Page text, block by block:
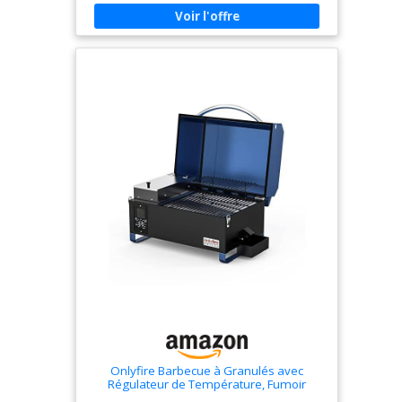
granulés séparé, un cendrier, une grille de
réchauffage, une grille de cuisson et un couvercle
de barbecue sont inclus, vous pouvez donc
basse température, ou d'augmenter la chaleur et
de profiter des délicieuses saveurs du barbecue.
Capacité de la chambre à combustible: le côté
gauche de la chambre à granulés peut contenir
jusqu'à 1,8 kg de granulés.
Onlyfire Barbecue à Granulés avec
Régulateur de Température, Fumoir